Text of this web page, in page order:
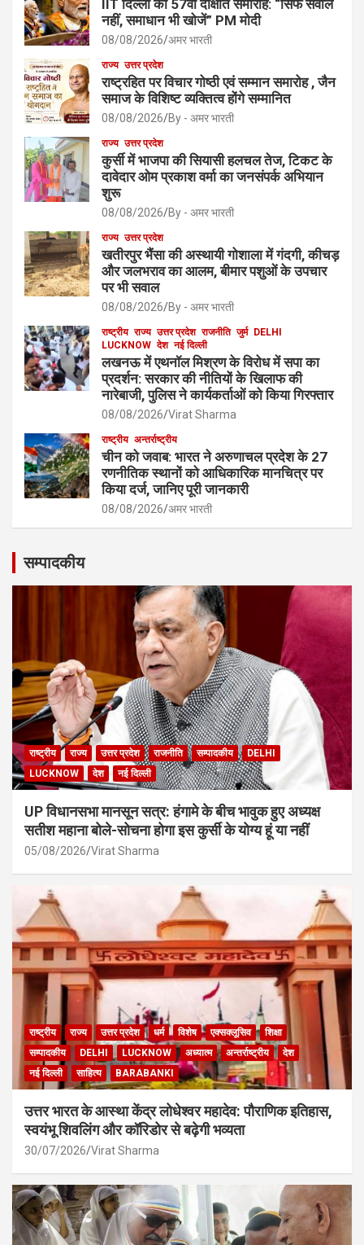
IIT दिल्ली का 57वां दीक्षांत समारोह: “सिर्फ सवाल
नहीं, समाधान भी खोजें” PM मोदी
08/08/2026 अमर भारती
राज्य उत्तर प्रदेश
राष्ट्रहित पर विचार गोष्ठी एवं सम्मान समारोह , जैन
समाज के विशिष्ट व्यक्तित्व होंगे सम्मानित
08/08/2026 By - अमर भारती
राज्य उत्तर प्रदेश
कुर्सी में भाजपा की सियासी हलचल तेज, टिकट के
दावेदार ओम प्रकाश वर्मा का जनसंपर्क अभियान
शुरू
08/08/2026 By - अमर भारती
राज्य उत्तर प्रदेश
खतीरपुर भैंसा की अस्थायी गोशाला में गंदगी, कीचड़
और जलभराव का आलम, बीमार पशुओं के उपचार
पर भी सवाल
08/08/2026 By - अमर भारती
राष्ट्रीय राज्य उत्तर प्रदेश राजनीति जुर्म
DELHI
LUCKNOW देश नई दिल्ली
लखनऊ में एथनॉल मिश्रण के विरोध में सपा का
प्रदर्शन: सरकार की नीतियों के खिलाफ की
नारेबाजी, पुलिस ने कार्यकर्ताओं को किया गिरफ्तार
08/08/2026 Virat Sharma
राष्ट्रीय अन्तर्राष्ट्रीय
चीन को जवाब: भारत ने अरुणाचल प्रदेश के 27
रणनीतिक स्थानों को आधिकारिक मानचित्र पर
किया दर्ज, जानिए पूरी जानकारी
08/08/2026 अमर भारती
सम्पादकीय
राष्ट्रीय राज्य उत्तर प्रदेश राजनीति सम्पादकीय
DELHI
LUCKNOW
देश नई दिल्ली
UP विधानसभा मानसून सत्र: हंगामे के बीच भावुक हुए अध्यक्ष
सतीश महाना बोले-सोचना होगा इस कुर्सी के योग्य हूं या नहीं
05/08/2026 Virat Sharma
राष्ट्रीय राज्य उत्तर प्रदेश धर्म विशेष एक्सक्लूसिव
शिक्षा
सम्पादकीय
DELHI LUCKNOW अध्यात्म अन्तर्राष्ट्रीय
देश
नई दिल्ली
साहित्य BARABANKI
उत्तर भारत के आस्था केंद्र लोधेश्वर महादेव: पौराणिक इतिहास,
स्वयंभू शिवलिंग और कॉरिडोर से बढ़ेगी भव्यता
30/07/2026 Virat Sharma